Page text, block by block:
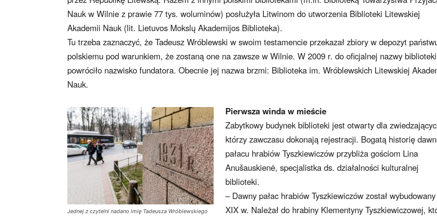
Nauk w Wilnie z prawie 77 tys. woluminów) posłużyła Litwinom do utworzenia Biblioteki Litewskiej
Akademii Nauk (lit. Lietuvos Mokslų Akademijos Biblioteka).
Tu trzeba zaznaczyć, że Tadeusz Wróblewski w swoim testamencie przekazał zbiory w depozyt
polskiemu pod warunkiem, że zostaną one na zawsze w Wilnie. W 2009 r. do oficjalnej nazwy biblioteki
powróciło nazwisko fundatora. Obecnie jej nazwa brzmi: Biblioteka im. Wróblewskich Litewskiej
Nauk.
Jednej z czytelni nadano imię Tadeusza Wróblewskiego
Pierwsza winda w mieście
Zabytkowy budynek biblioteki jest otwarty dla
którzy zawczasu dokonają rejestracji. Bogatą historię
pałacu hrabiów Tyszkiewiczów przybliża gościom Lina
Anušauskienė, specjalistka ds. działalności kulturalnej
biblioteki.
– Dawny pałac hrabiów Tyszkiewiczów został
XIX w. Należał do hrabiny Klementyny Tyszkiewiczowej,